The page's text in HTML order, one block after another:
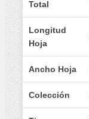
Total
Longitud
Hoja
Ancho Hoja
Colección